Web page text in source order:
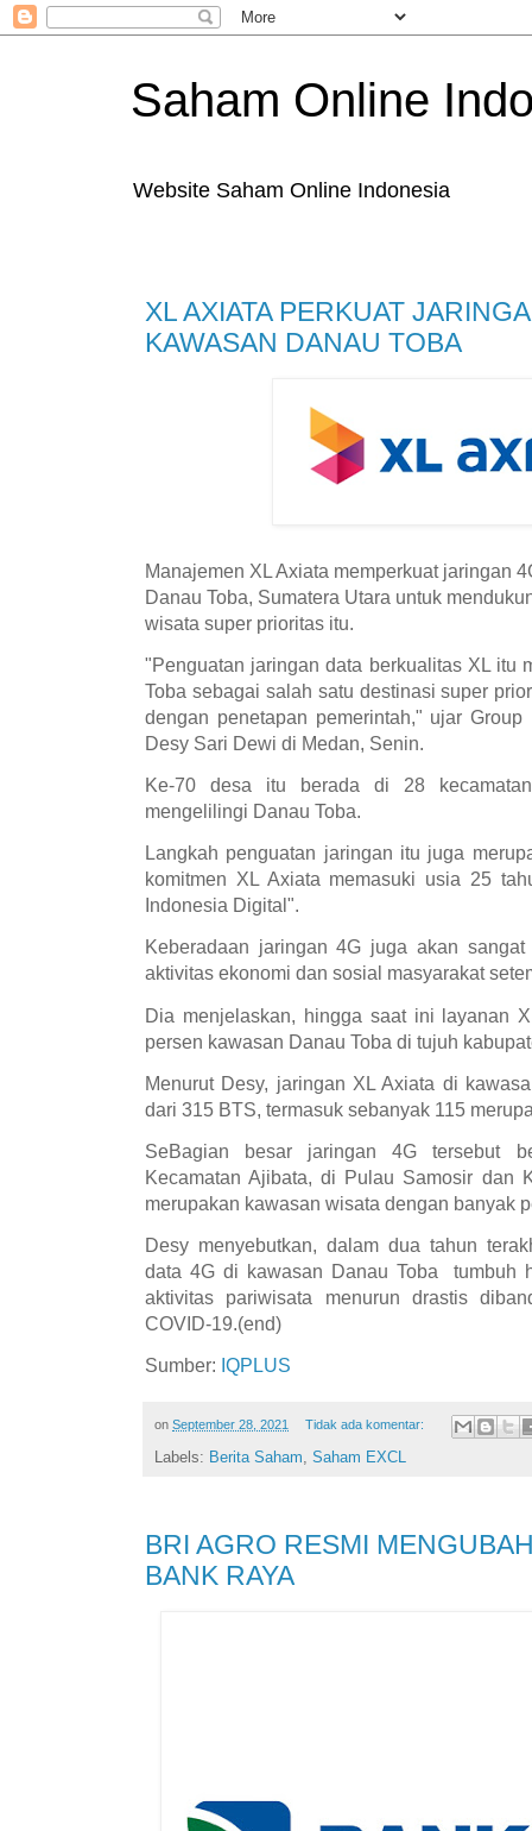
Saham Online
Website Saham Online Indonesia
XL AXIATA PERKUAT
KAWASAN DANAU TOBA
Manajemen XL Axiata memperkuat jaringan
Danau Toba, Sumatera Utara untuk
wisata super prioritas itu.
"Penguatan jaringan data berkualitas XL itu
Toba sebagai salah satu destinasi super
dengan penetapan pemerintah," ujar
Desy Sari Dewi di Medan, Senin.
Ke-70 desa itu berada di 28
mengelilingi Danau Toba.
Langkah penguatan jaringan itu juga
komitmen XL Axiata memasuki usia 25
Indonesia Digital".
Keberadaan jaringan 4G juga akan
aktivitas ekonomi dan sosial masyarakat
Dia menjelaskan, hingga saat ini layanan
persen kawasan Danau Toba di tujuh
Menurut Desy, jaringan XL Axiata di
dari 315 BTS, termasuk sebanyak 115
SeBagian besar jaringan 4G tersebut
Kecamatan Ajibata, di Pulau Samosir dan
merupakan kawasan wisata dengan banyak
Desy menyebutkan, dalam dua tahun
data 4G di kawasan Danau Toba tumbuh
aktivitas pariwisata menurun drastis
COVID-19.(end)
Sumber: IQPLUS
on September 28, 2021 Tidak ada komentar:
Labels: Berita Saham Saham EXCL
BRI AGRO RESMI
BANK RAYA